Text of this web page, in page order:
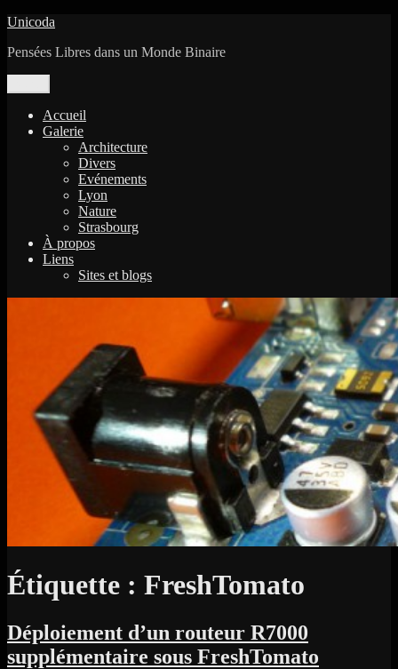
Aller
contenu
Unicoda
Pensées Libres dans un Monde Binaire
Accueil
Galerie
Architecture
Divers
Evénements
Lyon
Nature
Strasbourg
À propos
Liens
Sites et blogs
Étiquette : FreshTomato
Déploiement d’un routeur R7000
supplémentaire sous FreshTomato